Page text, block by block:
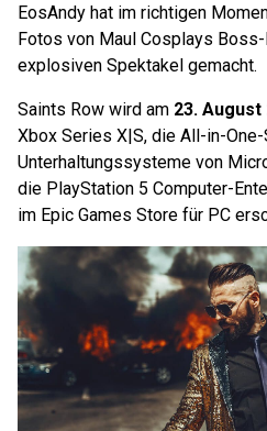
EosAndy hat im richtigen
Fotos von Maul Cosplays
explosiven Spektakel gemacht.
Saints Row wird am 23. August
Xbox Series X|S, die All-in-
Unterhaltungssysteme von
die PlayStation 5 Computer-
im Epic Games Store für PC